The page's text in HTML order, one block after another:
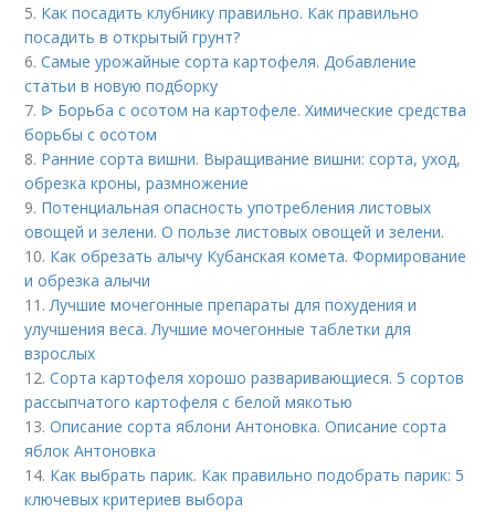
5. Как посадить клубнику правильно. Как правильно
посадить в открытый грунт?
6.Самые урожайные сорта картофеля. Добавление
статьи в новую подборку
7. ᐉ Борьба с осотом на картофеле. Химические средства
борьбы с осотом
8. Ранние сорта вишни. Выращивание вишни: сорта, уход,
обрезка кроны, размножение
9. Потенциальная опасность употребления листовых
овощей и зелени. О пользе листовых овощей и зелени.
10. Как обрезать алычу Кубанская комета. Формирование
и обрезка алычи
11.Лучшие мочегонные препараты для похудения и
улучшения веса. Лучшие мочегонные таблетки для
взрослых
12.Сорта картофеля хорошо разваривающиеся. 5 сортов
рассыпчатого картофеля с белой мякотью
13.Описание сорта яблони Антоновка. Описание сорта
яблок Антоновка
14. Как выбрать парик. Как правильно подобрать парик: 5
ключевых критериев выбора